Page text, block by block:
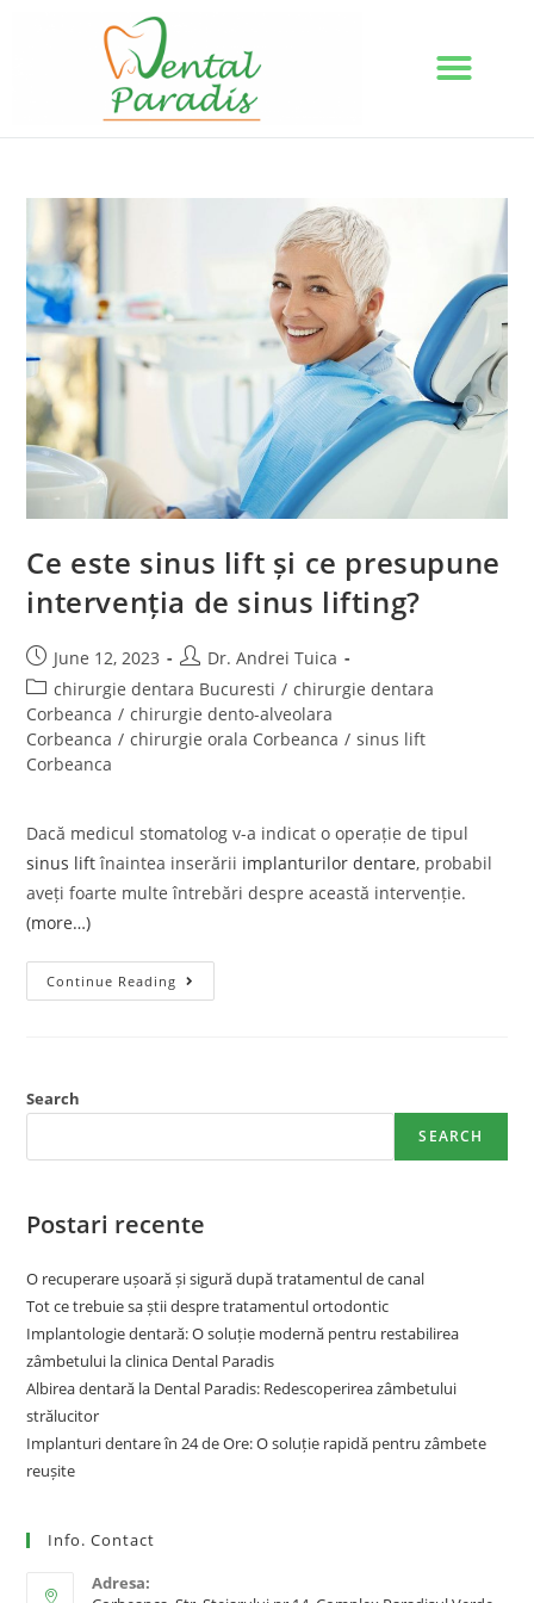
Ce este sinus lift și ce presupune
intervenția de sinus lifting?
June 12, 2023
Dr. Andrei Tuica
chirurgie dentara Bucuresti / chirurgie dentara
Corbeanca / chirurgie dento-alveolara
Corbeanca / chirurgie orala Corbeanca / sinus lift
Corbeanca
Dacă medicul stomatolog v-a indicat o operație de tipul
sinus liftînaintea inserării implanturilor dentare, probabil
aveți foarte multe întrebări despre această intervenție.
(more…)
Continue Reading
Search
SEARCH
Postari recente
O recuperare ușoară și sigură după tratamentul de canal
Tot ce trebuie sa știi despre tratamentul ortodontic
Implantologie dentară: O soluție modernă pentru restabilirea
zâmbetului la clinica Dental Paradis
Albirea dentară la Dental Paradis: Redescoperirea zâmbetului
strălucitor
Implanturi dentare în 24 de Ore: O soluție rapidă pentru zâmbete
reușite
Info. Contact
Adresa: